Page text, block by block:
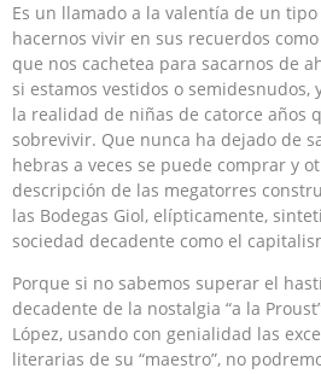
Es un llamado a la valentía de un
hacernos vivir en sus recuerdos
que nos cachetea para sacarnos de
si estamos vestidos o semidesnudos,
la realidad de niñas de catorce años
sobrevivir. Que nunca ha dejado de
hebras a veces se puede comprar y
descripción de las megatorres
las Bodegas Giol, elípticamente,
sociedad decadente como el
Porque si no sabemos superar el
decadente de la nostalgia “a la
López, usando con genialidad las
literarias de su “maestro”, no